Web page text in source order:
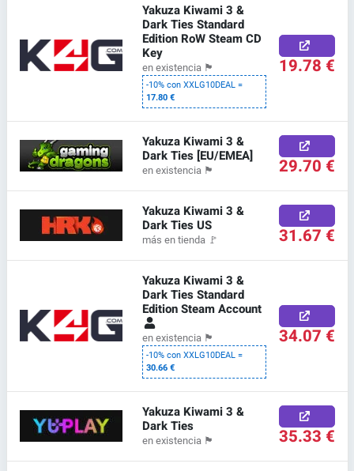
Yakuza Kiwami 3 &
Dark Ties Standard
Edition RoW Steam CD
Key
en existencia 🏴
-10% con XXLG10DEAL =
17.80 €
19.78 €
Yakuza Kiwami 3 &
Dark Ties [EU/EMEA]
en existencia 🏴 29.70 €
Yakuza Kiwami 3 &
Dark Ties US
más en tienda 🚩 31.67 €
Yakuza Kiwami 3 &
Dark Ties Standard
Edition Steam Account
en existencia 🏴
-10% con XXLG10DEAL =
30.66 €
34.07 €
Yakuza Kiwami 3 &
Dark Ties
en existencia 🏴 35.33 €